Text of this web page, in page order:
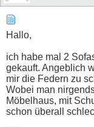
Hallo,
ich habe mal 2
gekauft. Angeblich
mir die Federn zu
Wobei man
Möbelhaus, mit
schon überall